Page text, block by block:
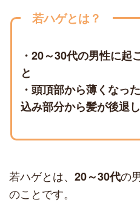
若ハゲとは？
・20～30代の男性に起
と
・頭頂部から薄くなっ
込み部分から髪が後退
若ハゲとは、 20～30代の
のことです。